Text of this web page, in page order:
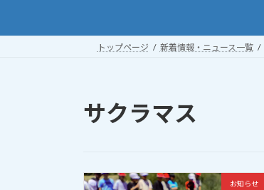
トップページ 新着情報・ニュース一覧
サクラマス
お知らせ